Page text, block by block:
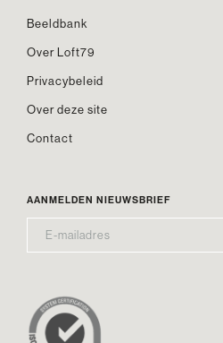
Beeldbank
Over Loft79
Privacybeleid
Over deze site
Contact
AANMELDEN NIEUWSBRIEF
MAILADRES*